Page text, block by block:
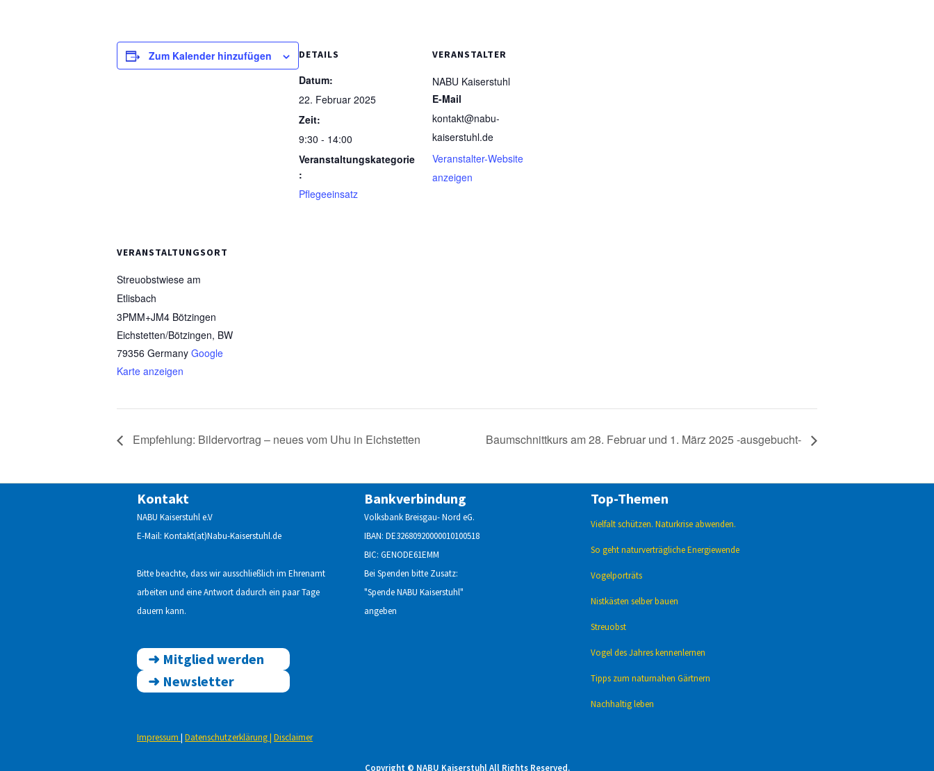
Zum Kalender hinzufügen DETAILS
Datum:
22. Februar 2025
Zeit:
9:30 - 14:00
Veranstaltungskategorie
:
Pflegeeinsatz
VERANSTALTER
NABU Kaiserstuhl
E-Mail
kontakt@nabu-
kaiserstuhl.de
Veranstalter-Website
anzeigen
VERANSTALTUNGSORT
Streuobstwiese am
Etlisbach
3PMM+JM4 Bötzingen
Eichstetten/Bötzingen, BW
79356 Germany Google
Karte anzeigen
Empfehlung: Bildervortrag – neues vom Uhu in Eichstetten Baumschnittkurs am 28. Februar und 1. März 2025 -ausgebucht-
Kontakt
NABU Kaiserstuhl e.V
E-Mail: Kontakt(at)Nabu-Kaiserstuhl.de
Bitte beachte, dass wir ausschließlich im Ehrenamt
arbeiten und eine Antwort dadurch ein paar Tage
dauern kann.
➜ Mitglied werden
➜ Newsletter
Bankverbindung
Volksbank Breisgau- Nord eG.
IBAN: DE32680920000010100518
BIC: GENODE61EMM
Bei Spenden bitte Zusatz:
"Spende NABU Kaiserstuhl"
angeben
Top-Themen
Vielfalt schützen. Naturkrise abwenden.
So geht naturverträgliche Energiewende
Vogelporträts
Nistkästen selber bauen
Streuobst
Vogel des Jahres kennenlernen
Tipps zum naturnahen Gärtnern
Nachhaltig leben
Impressum | Datenschutzerklärung| Disclaimer
Copyright © NABU Kaiserstuhl All Rights Reserved.